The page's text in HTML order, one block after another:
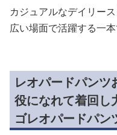
カジュアルなデイリー
広い場面で活躍する一本
レオパードパン
役になれて着回し
ゴレオパードパン